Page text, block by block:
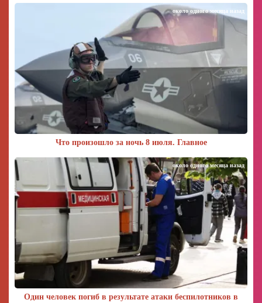
Что произошло за ночь 8 июля. Главное
около одного месяца назад
Один человек погиб в результате атаки беспилотников в
около одного месяца назад